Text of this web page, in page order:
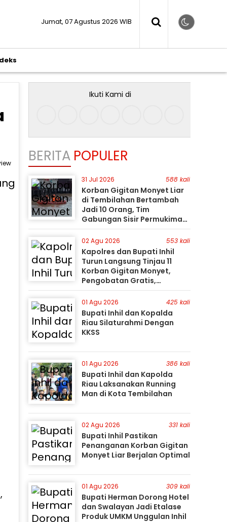
Jumat, 07 Agustus 2026 WIB
,
Ikuti Kami di
BERITA POPULER
31 Jul 2026 588 kali
Korban Gigitan Monyet Liar
di Tembilahan Bertambah
Jadi 10 Orang, Tim
Gabungan Sisir Permukiman
Gunakan Perahu Karet
02 Agu 2026 553 kali
Kapolres dan Bupati Inhil
Turun Langsung Tinjau 11
Korban Gigitan Monyet,
Pengobatan Gratis,
Perburuan Terus Berlanjut
01 Agu 2026 425 kali
Bupati Inhil dan Kopalda
Riau Silaturahmi Dengan
KKSS
01 Agu 2026 386 kali
Bupati Inhil dan Kapolda
Riau Laksanakan Running
Man di Kota Tembilahan
02 Agu 2026 331 kali
Bupati Inhil Pastikan
Penanganan Korban Gigitan
Monyet Liar Berjalan Optimal
01 Agu 2026 309 kali
Bupati Herman Dorong Hotel
dan Swalayan Jadi Etalase
Produk UMKM Unggulan Inhil